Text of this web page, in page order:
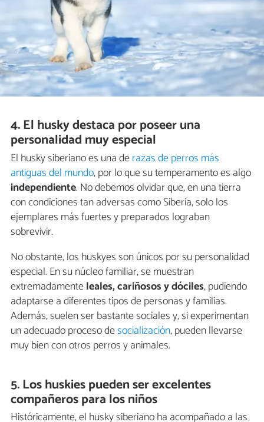
4. El husky destaca por poseer una
personalidad muy especial
El husky siberiano es una derazas de perros más
antiguas del mundo, por lo que su temperamento es algo
independiente. No debemos olvidar que, en una tierra
con condiciones tan adversas como Siberia, solo los
ejemplares más fuertes y preparados lograban
sobrevivir.
No obstante, los huskyes son únicos por su personalidad
especial. En su núcleo familiar, se muestran
extremadamenteleales, cariñosos y dóciles, pudiendo
adaptarse a diferentes tipos de personas y familias.
Además, suelen ser bastante sociales y, si experimentan
un adecuado proceso desocialización, pueden llevarse
muy bien con otros perros y animales.
5. Los huskies pueden ser excelentes
compañeros para los niños
Históricamente, el husky siberiano ha acompañado a las